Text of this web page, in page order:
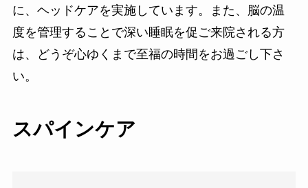
に、ヘッドケアを実施しています。また、脳の温
度を管理することで深い睡眠を促ご来院される方
は、どうぞ心ゆくまで至福の時間をお過ごし下さ
い。
スパインケア